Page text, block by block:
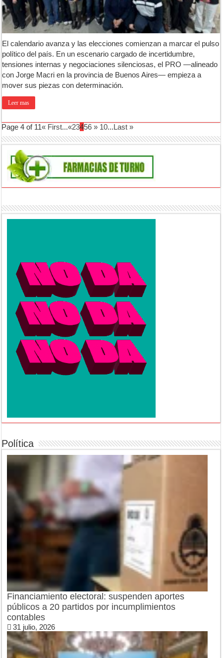
El calendario avanza y las elecciones comienzan a marcar el pulso
político del país. En un escenario cargado de incertidumbre,
tensiones internas y negociaciones silenciosas, el PRO —alineado
con Jorge Macri en la provincia de Buenos Aires— empieza a
mover sus piezas con determinación.
Leer mas
Page 4 of 11« First...«23456 » 10...Last »
Política
Financiamiento electoral: suspenden aportes
públicos a 20 partidos por incumplimientos
contables
31 julio, 2026